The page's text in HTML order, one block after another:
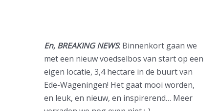
En, BREAKING NEWS: Binnenkort gaan we
met een nieuw voedselbos van start op een
eigen locatie, 3,4 hectare in de buurt van
Ede-Wageningen! Het gaat mooi worden,
en leuk, en nieuw, en inspirerend… Meer